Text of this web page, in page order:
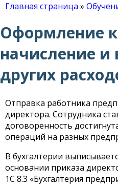
Главная страница »
Оформление
начисление и
других
Отправка работника
директора. Сотрудника
договоренность
операций на разных
В бухгалтерии
основании приказа
1С 8.3 «Бухгалтерия